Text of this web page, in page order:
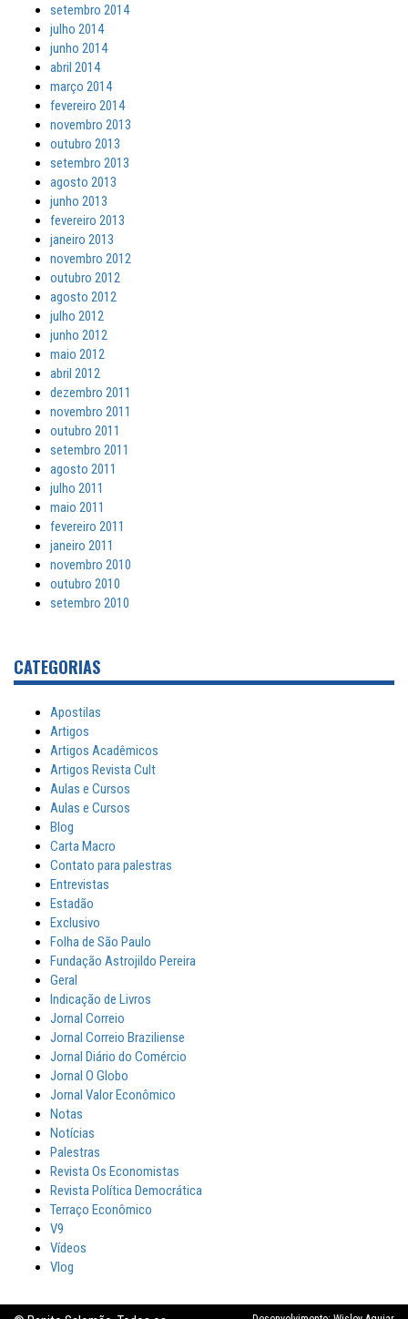
setembro 2014
julho 2014
junho 2014
abril 2014
março 2014
fevereiro 2014
novembro 2013
outubro 2013
setembro 2013
agosto 2013
junho 2013
fevereiro 2013
janeiro 2013
novembro 2012
outubro 2012
agosto 2012
julho 2012
junho 2012
maio 2012
abril 2012
dezembro 2011
novembro 2011
outubro 2011
setembro 2011
agosto 2011
julho 2011
maio 2011
fevereiro 2011
janeiro 2011
novembro 2010
outubro 2010
setembro 2010
CATEGORIAS
Apostilas
Artigos
Artigos Acadêmicos
Artigos Revista Cult
Aulas e Cursos
Aulas e Cursos
Blog
Carta Macro
Contato para palestras
Entrevistas
Estadão
Exclusivo
Folha de São Paulo
Fundação Astrojildo Pereira
Geral
Indicação de Livros
Jornal Correio
Jornal Correio Braziliense
Jornal Diário do Comércio
Jornal O Globo
Jornal Valor Econômico
Notas
Notícias
Palestras
Revista Os Economistas
Revista Política Democrática
Terraço Econômico
V9
Vídeos
Vlog